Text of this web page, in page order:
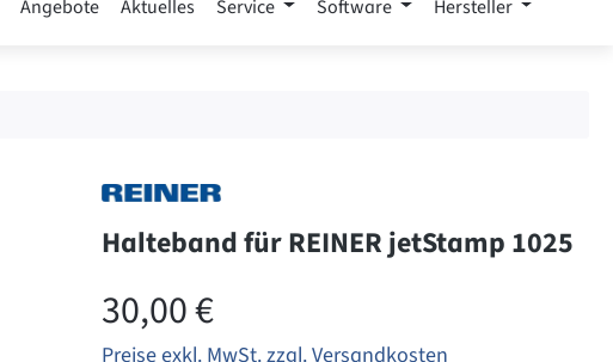
Angebote Aktuelles Service Software Hersteller
Halteband für REINER jetStamp 1025
Regulärer Preis:
30,00 €
Preise exkl. MwSt. zzgl. Versandkosten